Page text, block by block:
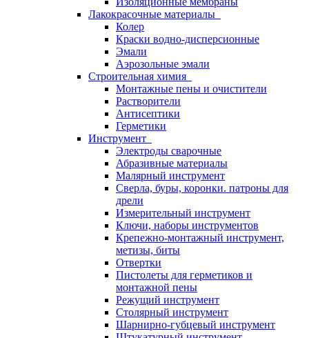
Лакокрасочные материалы
Колер
Краски водно-дисперсионные
Эмали
Аэрозольные эмали
Строительная химия
Монтажные пены и очистители
Растворители
Антисептики
Герметики
Инструмент
Электроды сварочные
Абразивные материалы
Малярный инструмент
Сверла, буры, коронки. патроны для
дрели
Измерительный инструмент
Ключи, наборы инструментов
Крепежно-монтажный инструмент,
метизы, биты
Отвертки
Пистолеты для герметиков и
монтажной пены
Режущий инструмент
Столярный инструмент
Шарнирно-губцевый инструмент